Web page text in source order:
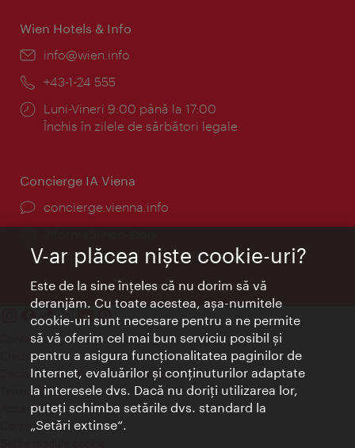
Wien Hotels & Info
E-
info@wien.info
Telefon:
+43-1-24 555
Program:
Luni-Vineri 9:00 până la 17:00
Închis în zilele de sărbători legale
Concierge IA Viena
concierge.vienna.info
Contact
Credits
Declaraţie privind protecţia datelor
Terms of Use
Accesibilitate
Contact presa
V-ar plăcea nişte cookie-uri?
Este de la sine înţeles că nu dorim să vă
deranjăm. Cu toate acestea, aşa-numitele
cookie-uri sunt necesare pentru a ne permite
să vă oferim cel mai bun serviciu posibil şi
pentru a asigura funcţionalitatea paginilor de
Internet, evaluărilor şi conţinuturilor adaptate
la interesele dvs. Dacă nu doriţi utilizarea lor,
puteţi schimba setările dvs. standard la
„Setări extinse“.